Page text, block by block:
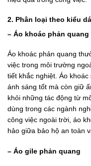
2. Phân loại theo kiểu
– Áo khoác phản quang
Áo khoác phản quang
việc trong môi trường
tiết khắc nghiệt. Áo
ánh sáng tốt mà còn giữ
khỏi những tác động từ
dùng trong các ngành
công việc ngoài trời, áo
hảo giữa bảo hộ an toàn
– Áo gile phản quang